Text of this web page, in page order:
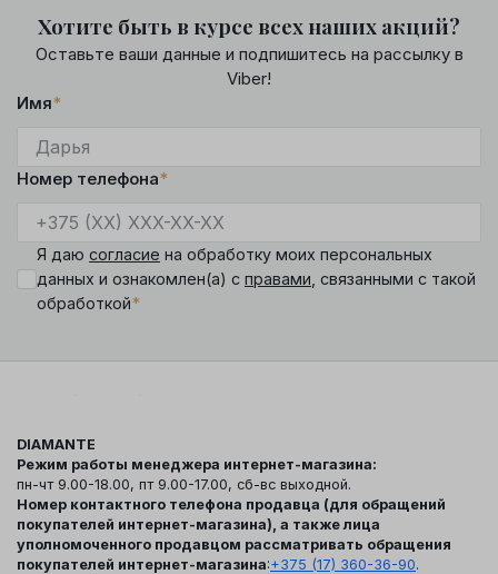
Хотите быть в курсе всех наших акций?
Оставьте ваши данные и подпишитесь на рассылку в
Viber!
Имя*
Номер телефона*
Я даю согласие на обработку моих персональных
данных и ознакомлен(а) с правами , связанными с такой
обработкой*
DIAMANTE
Режим работы менеджера интернет-магазина:
пн-чт 9.00-18.00, пт 9.00-17.00, сб-вс выходной.
Номер контактного телефона продавца (для обращений
покупателей интернет-магазина), а также лица
уполномоченного продавцом рассматривать обращения
покупателей интернет-магазина:+375 (17) 360-36-90.